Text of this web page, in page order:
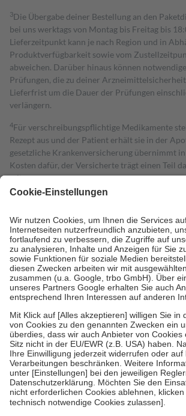
3Die Übergabe deiner Bestellung an den
bei uns werktags von Montag bis Freitag bis
Lieferzeitpunkt kann je nach Region und in
Produktverfügbarkeit sowie vom
abweichen. Darüber hinaus können
Prüfungen, die zu deiner
Lieferfrist um die Dauer der Prüfungen
verlängern.
4Für verschreibungspflichtige Medikamente
Rezept aus und der Patient erhält sie in der
gesetzliche Krankenversicherung übernimmt
Kosten dafür, der Versicherte trägt einen Teil
mit.
Grundsätzlich leisten Mitglieder Zuzahlungen in
höchstens zehn Euro.
Es sind jedoch nie mehr
Kosten der Leistung zu entrichten.
Diese Regeln gelten grundsätzlich auch für
Bei Heilmitteln und häuslicher Krankenpflege
Zuzahlung zehn Prozent der Kosten sowie
Verordnung.
Um das Engagement der Versicherten für ihre
stärken und die besondere Stellung der Familie
fallenkeine Zuzahlungenan bei:
• Kindern und Jugendlichen bis zum
mit Ausnahme der Fahrkosten
• Untersuchungen zur Vorsorge und
GKV getragen werden
• empfohlenen Schutzimpfungen
• Harn- und Blutteststreifen